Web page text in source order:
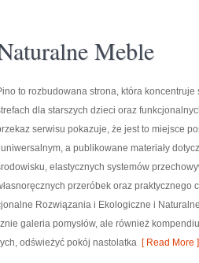
Meble
to rozbudowana strona, która
dla starszych dzieci oraz
serwisu pokazuje, że jest to miejsce
a publikowane materiały
elastycznych systemów
przeróbek oraz
Rozwiązania i Ekologiczne i
galeria pomysłów, ale również
odświeżyć pokój nastolatka [ Read More ]